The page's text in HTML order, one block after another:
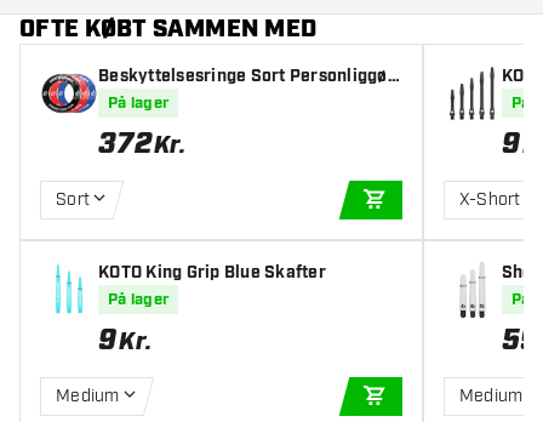
OFTE KØBT SAMMEN MED
Beskyttelsesringe Sort Personliggør
e Med Billede - Fuld farve - Inkl. Besk
yttelsesringe
På lager
372Kr.
Sort
TILFØJ TIL KURV
KOTO King Grip Blue Skafter
På lager
9Kr.
Medium
TILFØJ TIL KURV
ter
På
9
X-Short
På
59
Medium